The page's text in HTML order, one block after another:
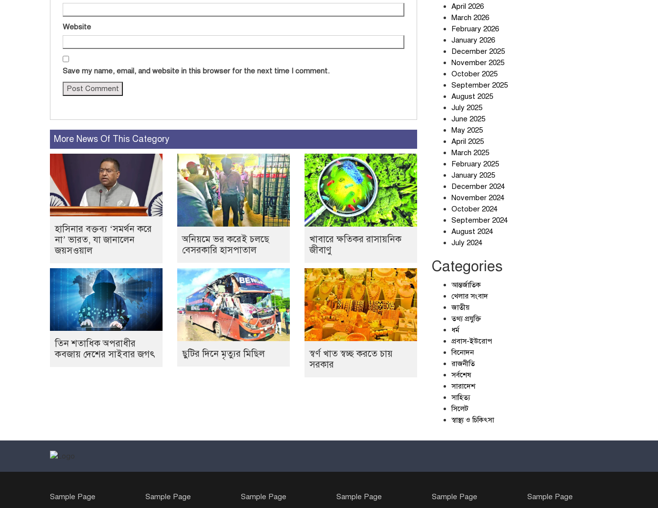
Website
Save my name, email, and website in this browser for the next time I comment.
More News Of This Category
হাসিনার বক্তব্য ‘সমর্থন করে
না’ ভারত, যা জানালেন
জয়সওয়াল
অনিয়মে ভর করেই চলছে
বেসরকারি হাসপাতাল
খাবারে ক্ষতিকর রাসায়নিক
জীবাণু
তিন শতাধিক অপরাধীর
কবজায় দেশের সাইবার জগৎ
ছুটির দিনে মৃত্যুর মিছিল
স্বর্ণ খাত স্বচ্ছ করতে চায়
সরকার
April 2026
March 2026
February 2026
January 2026
December 2025
November 2025
October 2025
September 2025
August 2025
July 2025
June 2025
May 2025
April 2025
March 2025
February 2025
January 2025
December 2024
November 2024
October 2024
September 2024
August 2024
July 2024
Categories
আন্তর্জাতিক
খেলার সংবাদ
জাতীয়
তথ্য প্রযুক্তি
ধর্ম
প্রবাস-ইউরোপ
বিনোদন
রাজনীতি
সর্বশেষ
সারাদেশ
সাহিত্য
সিলেট
স্বাস্থ্য ও চিকিৎসা
Sample Page Sample Page Sample Page Sample Page Sample Page Sample Page